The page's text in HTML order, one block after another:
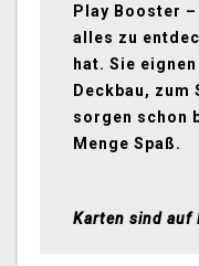
Play Booster
alles zu
hat. Sie
Deckbau, zum
sorgen schon
Menge Spaß.
Karten sind auf